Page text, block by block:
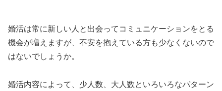
婚活は常に新しい人と出会ってコミュニケーションをとる
機会が増えますが、不安を抱えている方も少なくないので
はないでしょうか。
婚活内容によって、少人数、大人数といろいろなパターン